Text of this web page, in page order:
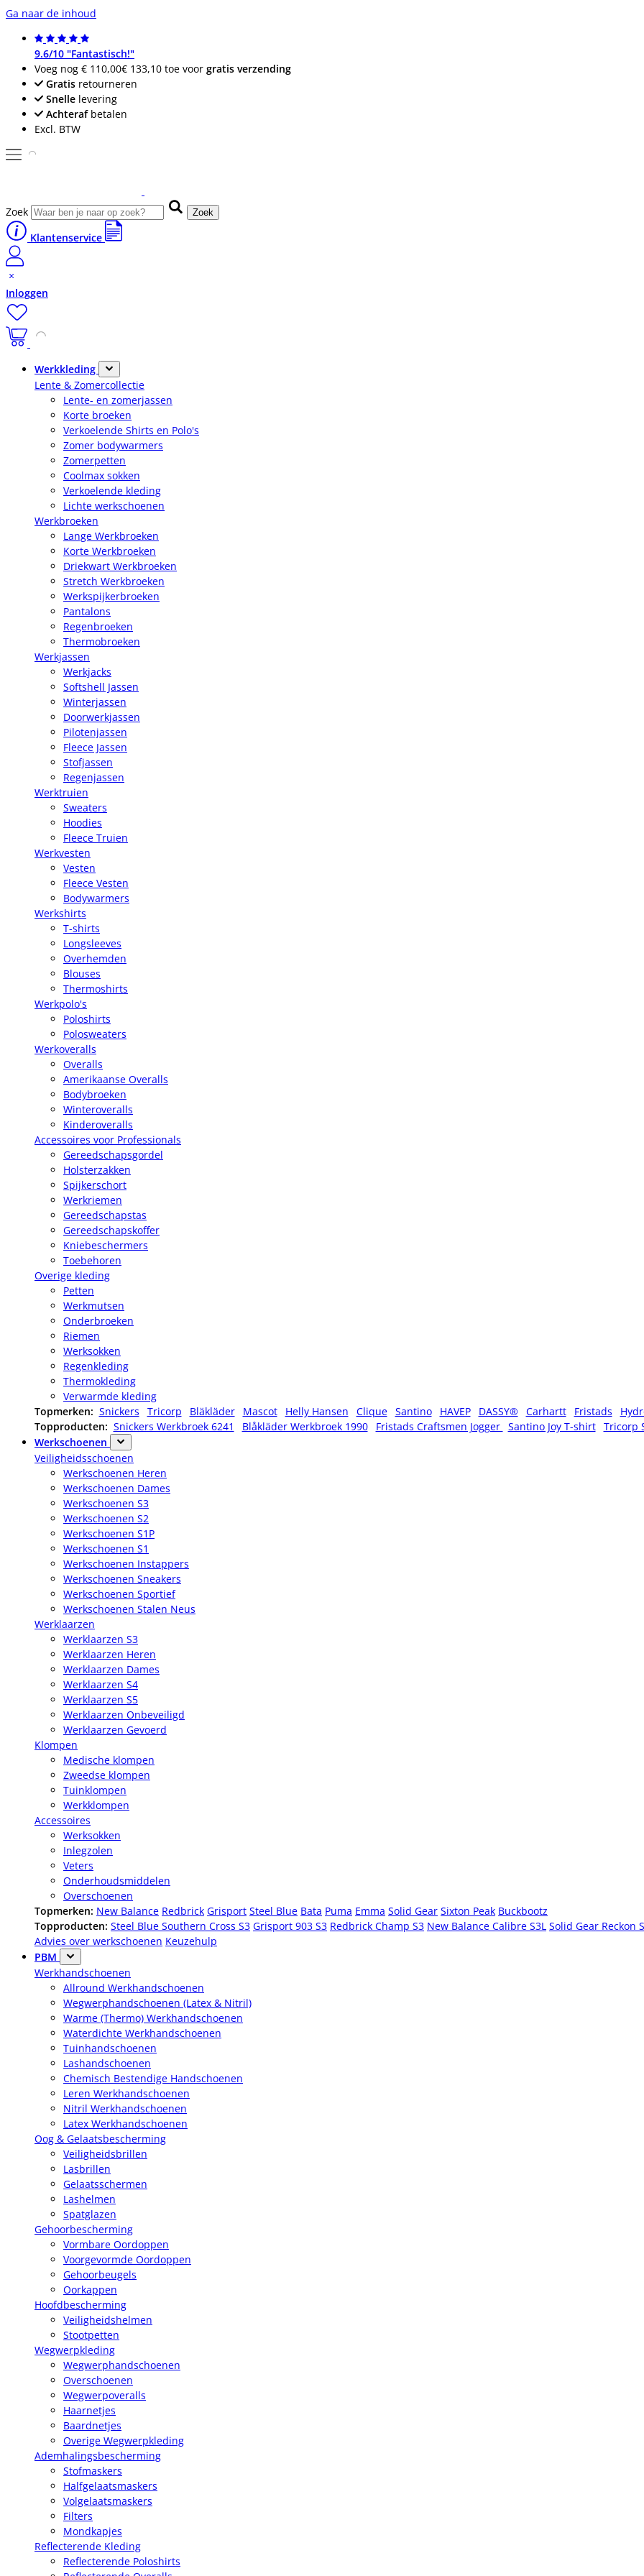
Ga naar de inhoud
9.6/10 "Fantastisch!"
Voeg nog € 110,00€ 133,10 toe voor gratis verzending
Gratis retourneren
Snelle levering
Achterafbetalen
Excl. BTW
Zoek Zoek
Klantenservice
Inloggen
Werkkleding
Lente & Zomercollectie
Lente- en zomerjassen
Korte broeken
Verkoelende Shirts en Polo's
Zomer bodywarmers
Zomerpetten
Coolmax sokken
Verkoelende kleding
Lichte werkschoenen
Werkbroeken
Lange Werkbroeken
Korte Werkbroeken
Driekwart Werkbroeken
Stretch Werkbroeken
Werkspijkerbroeken
Pantalons
Regenbroeken
Thermobroeken
Werkjassen
Werkjacks
Softshell Jassen
Winterjassen
Doorwerkjassen
Pilotenjassen
Fleece Jassen
Stofjassen
Regenjassen
Werktruien
Sweaters
Hoodies
Fleece Truien
Werkvesten
Vesten
Fleece Vesten
Bodywarmers
Werkshirts
T-shirts
Longsleeves
Overhemden
Blouses
Thermoshirts
Werkpolo's
Poloshirts
Polosweaters
Werkoveralls
Overalls
Amerikaanse Overalls
Bodybroeken
Winteroveralls
Kinderoveralls
Accessoires voor Professionals
Gereedschapsgordel
Holsterzakken
Spijkerschort
Werkriemen
Gereedschapstas
Gereedschapskoffer
Kniebeschermers
Toebehoren
Overige kleding
Petten
Werkmutsen
Onderbroeken
Riemen
Werksokken
Regenkleding
Thermokleding
Verwarmde kleding
Topmerken: Snickers Tricorp Bläkläder Mascot Helly Hansen Clique Santino HAVEP DASSY® Carhartt Fristads
Topproducten: Snickers Werkbroek 6241 Blåkläder Werkbroek 1990 Fristads Craftsmen Jogger Santino Joy T-shirt
Tricorp
Werkschoenen
Veiligheidsschoenen
Werkschoenen Heren
Werkschoenen Dames
Werkschoenen S3
Werkschoenen S2
Werkschoenen S1P
Werkschoenen S1
Werkschoenen Instappers
Werkschoenen Sneakers
Werkschoenen Sportief
Werkschoenen Stalen Neus
Werklaarzen
Werklaarzen S3
Werklaarzen Heren
Werklaarzen Dames
Werklaarzen S4
Werklaarzen S5
Werklaarzen Onbeveiligd
Werklaarzen Gevoerd
Klompen
Medische klompen
Zweedse klompen
Tuinklompen
Werkklompen
Accessoires
Werksokken
Inlegzolen
Veters
Onderhoudsmiddelen
Overschoenen
Topmerken: New Balance Redbrick Grisport Steel Blue Bata Puma Emma Solid Gear Sixton Peak Buckbootz
Topproducten: Steel Blue Southern Cross S3 Grisport 903 S3 Redbrick Champ S3 New Balance Calibre S3L Solid Gear Reckon
Advies over werkschoenen Keuzehulp
PBM
Werkhandschoenen
Allround Werkhandschoenen
Wegwerphandschoenen (Latex & Nitril)
Warme (Thermo) Werkhandschoenen
Waterdichte Werkhandschoenen
Tuinhandschoenen
Lashandschoenen
Chemisch Bestendige Handschoenen
Leren Werkhandschoenen
Nitril Werkhandschoenen
Latex Werkhandschoenen
Oog & Gelaatsbescherming
Veiligheidsbrillen
Lasbrillen
Gelaatsschermen
Lashelmen
Spatglazen
Gehoorbescherming
Vormbare Oordoppen
Voorgevormde Oordoppen
Gehoorbeugels
Oorkappen
Hoofdbescherming
Veiligheidshelmen
Stootpetten
Wegwerpkleding
Wegwerphandschoenen
Overschoenen
Wegwerpoveralls
Haarnetjes
Baardnetjes
Overige Wegwerpkleding
Ademhalingsbescherming
Stofmaskers
Halfgelaatsmaskers
Volgelaatsmaskers
Filters
Mondkapjes
Reflecterende Kleding
Reflecterende Poloshirts